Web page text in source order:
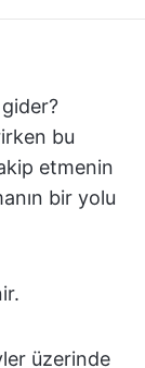
bu
etmenin
bir yolu
üzerinde